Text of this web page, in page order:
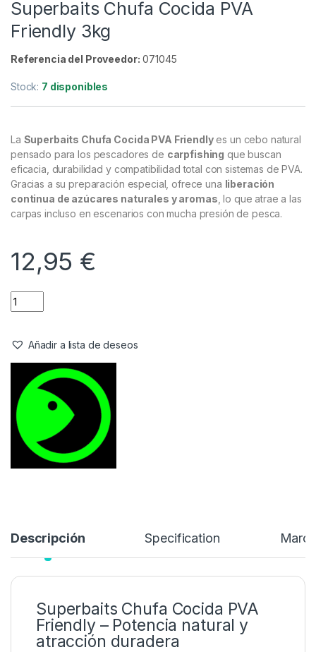
Superbaits Chufa Cocida PVA
Friendly 3kg
Referencia del Proveedor: 071045
Stock: 7 disponibles
La Superbaits Chufa Cocida PVA Friendlyes un cebo natural
pensado para los pescadores de carpfishing que buscan
eficacia, durabilidad y compatibilidad total con sistemas de PVA.
Gracias a su preparación especial, ofrece una liberación
continua de azúcares naturales y aromas , lo que atrae a las
carpas incluso en escenarios con mucha presión de pesca.
12,95 €
Añadir a lista de deseos
Descripción Specification Marca
Superbaits Chufa Cocida PVA
Friendly – Potencia natural y
atracción duradera